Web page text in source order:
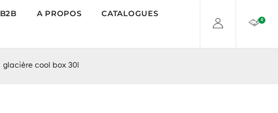
B2B A PROPOS CATALOGUES
0
glacière cool box 30l